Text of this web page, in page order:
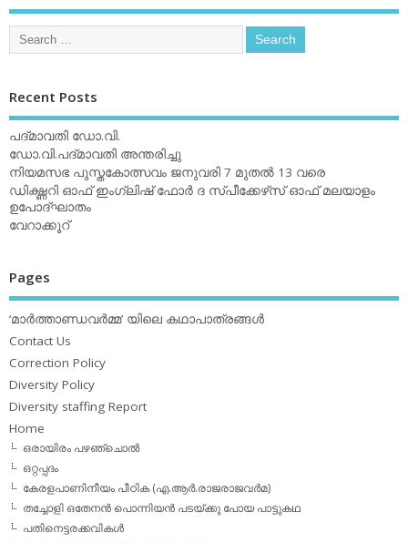
Recent Posts
പദ്മാവതി ഡോ.വി.
ഡോ.വി.പദ്മാവതി അന്തരിച്ചു
നിയമസഭ പുസ്തകോത്സവം ജനുവരി 7 മുതല്‍ 13 വരെ
ഡിക്ഷ്ണറി ഓഫ് ഇംഗ്ലിഷ് ഫോര്‍ ദ സ്പീക്കേഴ്‌സ് ഓഫ് മലയാളം
ഉപോദ്ഘാതം
വേറാക്കൂറ്
Pages
‘മാര്‍ത്താണ്ഡവര്‍മ്മ’ യിലെ കഥാപാത്രങ്ങള്‍
Contact Us
Correction Policy
Diversity Policy
Diversity staffing Report
Home
ഒരായിരം പഴഞ്ചൊല്‍
ഒറ്റപ്പദം
കേരളപാണിനീയം പീഠിക (എ.ആര്‍.രാജരാജവര്‍മ)
തച്ചോളി ഒതേനൻ പൊന്നിയൻ പടയ്‌ക്കു പോയ പാട്ടുകഥ
പതിനെട്ടരക്കവികള്‍